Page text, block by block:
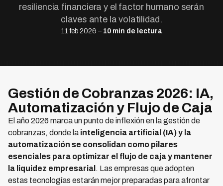
resiliencia financiera y el factor humano serán
claves ante la volatilidad.
11 feb 2026 – 10 min de lectura
Gestión de Cobranzas 2026: IA,
Automatización y Flujo de Caja
El año 2026 marca un punto de inflexión en la gestión de
cobranzas, donde la inteligencia artificial (IA) y la
automatización se consolidan como pilares
esenciales para optimizar el flujo de caja y mantener
la liquidez empresarial . Las empresas que adopten
estas tecnologías estarán mejor preparadas para afrontar